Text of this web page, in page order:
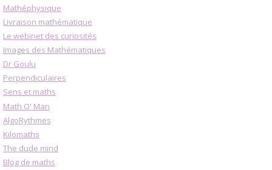
Mathéphysique
Livraison mathématique
Le webinet des curiosités
Images des Mathématiques
Dr Goulu
Perpendiculaires
Sens et maths
Math O' Man
AlgoRythmes
Kilomaths
The dude mind
Blog de maths